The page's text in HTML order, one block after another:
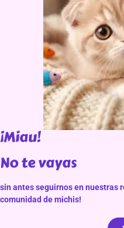
¡Miau!
No te vayas
sin antes seguirnos en nuestras
comunidad de michis!